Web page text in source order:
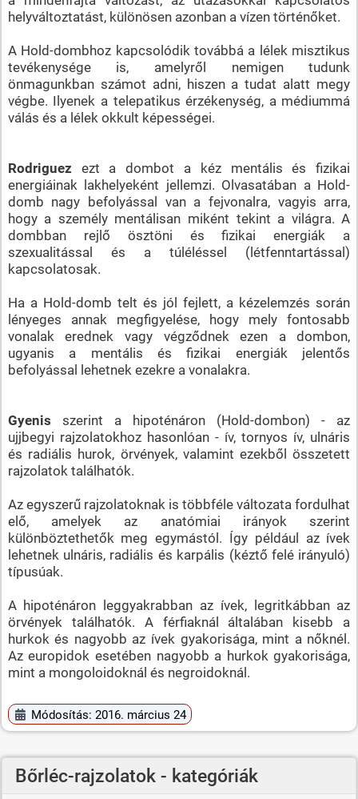
helyváltoztatást, különösen azonban a vízen történőket.
A Hold-dombhoz kapcsolódik továbbá a lélek misztikus
tevékenysége is, amelyről nemigen tudunk
önmagunkban számot adni, hiszen a tudat alatt megy
végbe. Ilyenek a telepatikus érzékenység, a médiummá
válás és a lélek okkult képességei.
Rodriguez ezt a dombot a kéz mentális és fizikai
energiáinak lakhelyeként jellemzi. Olvasatában a Hold-
domb nagy befolyással van a fejvonalra, vagyis arra,
hogy a személy mentálisan miként tekint a világra. A
dombban rejlő ösztöni és fizikai energiák a
szexualitással és a túléléssel (létfenntartással)
kapcsolatosak.
Ha a Hold-domb telt és jól fejlett, a kézelemzés során
lényeges annak megfigyelése, hogy mely fontosabb
vonalak erednek vagy végződnek ezen a dombon,
ugyanis a mentális és fizikai energiák jelentős
befolyással lehetnek ezekre a vonalakra.
Gyenis szerint a hipoténáron (Hold-dombon) - az
ujjbegyi rajzolatokhoz hasonlóan - ív, tornyos ív, ulnáris
és radiális hurok, örvények, valamint ezekből összetett
rajzolatok találhatók.
Az egyszerű rajzolatoknak is többféle változata fordulhat
elő, amelyek az anatómiai irányok szerint
különböztethetők meg egymástól. Így például az ívek
lehetnek ulnáris, radiális és karpális (kéztő felé irányuló)
típusúak.
A hipoténáron leggyakrabban az ívek, legritkábban az
örvények találhatók. A férfiaknál általában kisebb a
hurkok és nagyobb az ívek gyakorisága, mint a nőknél.
Az europidok esetében nagyobb a hurkok gyakorisága,
mint a mongoloidoknál és negroidoknál.
Módosítás: 2016. március 24
Bőrléc-rajzolatok - kategóriák